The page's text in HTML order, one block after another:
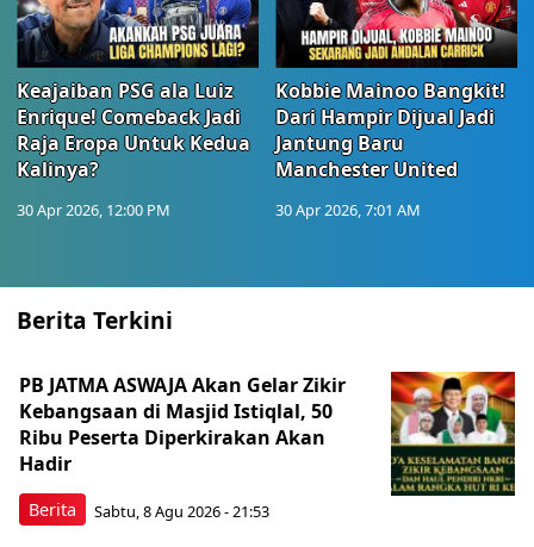
Keajaiban PSG ala Luiz
Enrique! Comeback Jadi
Raja Eropa Untuk Kedua
Kalinya?
30 Apr 2026, 12:00 PM
Kobbie Mainoo Bangkit!
Dari Hampir Dijual Jadi
Jantung Baru
Manchester United
30 Apr 2026, 7:01 AM
Berita Terkini
Berita
PB JATMA ASWAJA Akan Gelar Zikir
Kebangsaan di Masjid Istiqlal, 50
Ribu Peserta Diperkirakan Akan
Hadir
Sabtu, 8 Agu 2026 - 21:53